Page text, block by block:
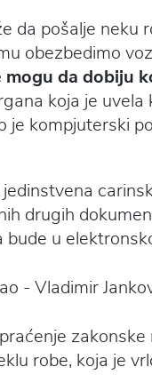
da pošalje neku
obezbedimo
da dobiju
koja je
je kompjuterski
drugih
bude u
robe, koja je